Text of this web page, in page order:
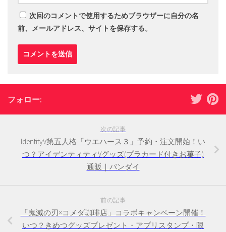
次回のコメントで使用するためブラウザーに自分の名
前、メールアドレス、サイトを保存する。
フォロー:
次の記事
IdentityV第五人格「ウエハース３」予約・注文開始！い
つ？アイデンティティVグッズ(プラカード付きお菓子)
通販｜バンダイ
前の記事
「鬼滅の刃×コメダ珈琲店」コラボキャンペーン開催！
いつ？きめつグッズプレゼント・アプリスタンプ・限